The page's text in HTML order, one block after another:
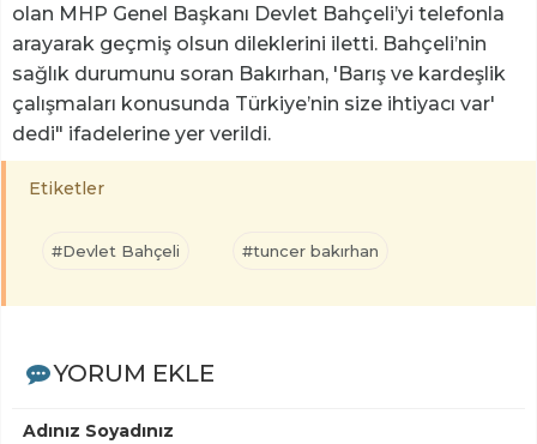
olan MHP Genel Başkanı Devlet Bahçeli’yi telefonla
arayarak geçmiş olsun dileklerini iletti. Bahçeli’nin
sağlık durumunu soran Bakırhan, 'Barış ve kardeşlik
çalışmaları konusunda Türkiye’nin size ihtiyacı var'
dedi" ifadelerine yer verildi.
Etiketler
#Devlet Bahçeli #tuncer bakırhan
YORUM EKLE
Adınız Soyadınız